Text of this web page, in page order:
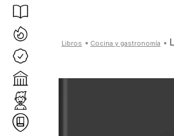
cocina y gastronomía